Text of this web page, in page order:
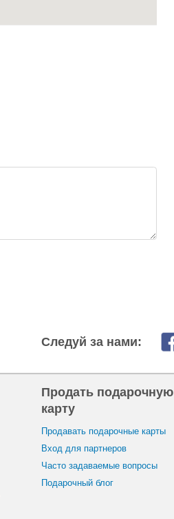
Следуй за нами:
Продать подарочную
карту
Продавать подарочные карты
Вход для партнеров
Часто задаваемые вопросы
Подарочный блог